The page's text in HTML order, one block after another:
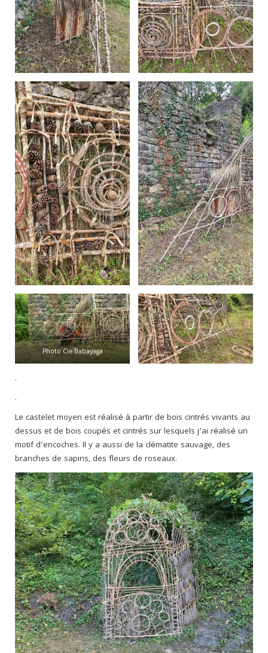
Photo Cie Babayaga
.
.
Le castelet moyen est réalisé à partir de bois cintrés vivants au
dessus et de bois coupés et cintrés sur lesquels j’ai réalisé un
motif d’encoches. Il y a aussi de la clématite sauvage, des
branches de sapins, des fleurs de roseaux.